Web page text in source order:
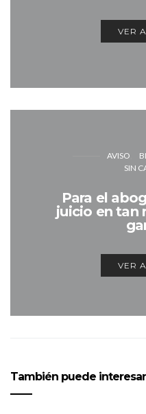
VER
AVISO
SIN
Para el
juicio en tan
VER
También puede